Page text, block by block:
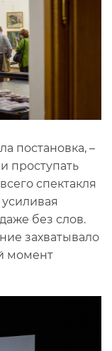
постановка, –
проступать
спектакля
без слов.
захватывало
момент